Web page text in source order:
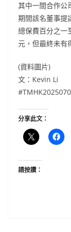
其中一間合作公
期間該名董事提
總保費百分之一
元，但最終未有
(資料圖片)
文：Kevin Li
分享此文：
請按讚：